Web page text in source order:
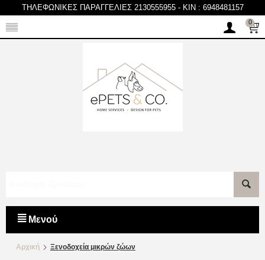
ΤΗΛΕΦΩΝΙΚΕΣ ΠΑΡΑΓΓΕΛΙΕΣ 2130555955- KIN : 6948481157
0
Μενού
Αρχική Ξενοδοχεία μικρών ζώων